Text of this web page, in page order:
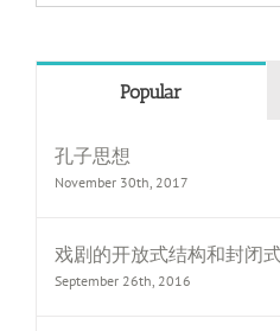
for:
Popular
孔子思想
November 30th, 2017
戏剧的开放式结构和封闭
September 26th, 2016